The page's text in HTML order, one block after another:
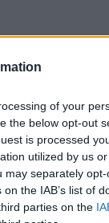
of your
the below opt-out
is processed
utilized by us
may separately
the IAB’s list of
parties on the
gioca
di tifosi
impatto